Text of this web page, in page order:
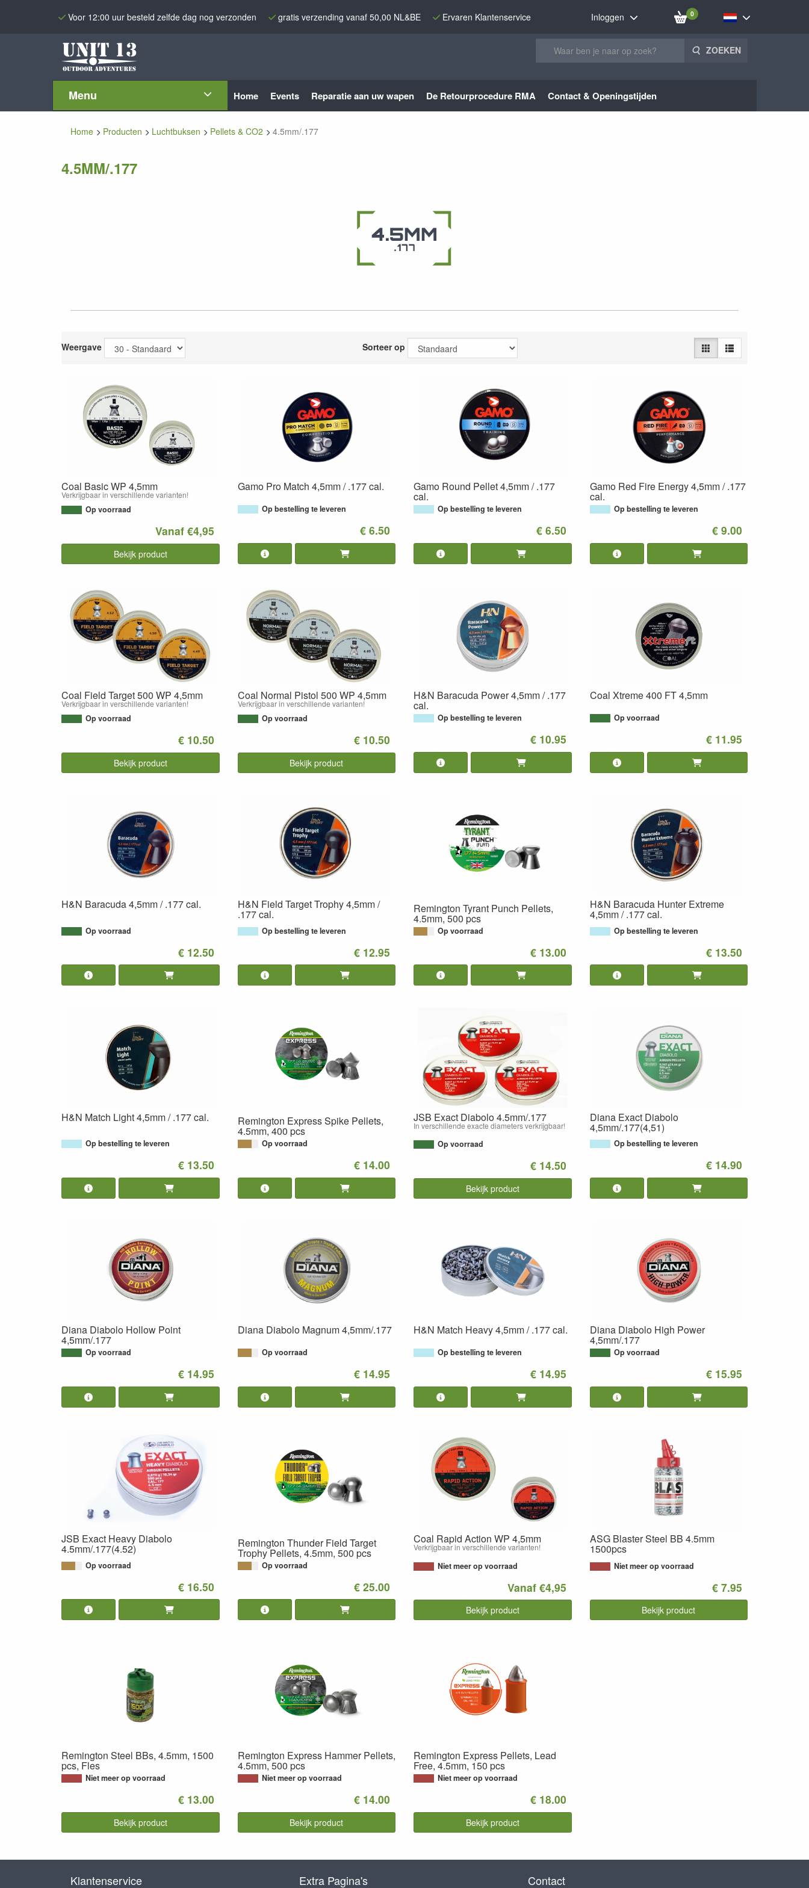
Voor 12:00 uur besteld zelfde dag nog verzonden gratis verzending vanaf 50,00 NL&BE Ervaren Klantenservice Inloggen 0
ZOEKEN
Menu Home Events Reparatie aan uw wapen De Retourprocedure RMA Contact & Openingstijden
Home Producten Luchtbuksen Pellets & CO2 4.5mm/.177
4.5MM/.177
Weergave Sorteer op
Coal Basic WP 4,5mm
Verkrijgbaar in verschillende varianten!
Op voorraad
Vanaf €4,95
Bekijk product
Gamo Pro Match 4,5mm / .177 cal.
Op bestelling te leveren
€ 6.50
Gamo Round Pellet 4,5mm / .177
cal.
Op bestelling te leveren
€ 6.50
Gamo Red Fire Energy 4,5mm / .177
cal.
Op bestelling te leveren
€ 9.00
Coal Field Target 500 WP 4,5mm
Verkrijgbaar in verschillende varianten!
Op voorraad
€ 10.50
Bekijk product
Coal Normal Pistol 500 WP 4,5mm
Verkrijgbaar in verschillende varianten!
Op voorraad
€ 10.50
Bekijk product
H&N Baracuda Power 4,5mm / .177
cal.
Op bestelling te leveren
€ 10.95
Coal Xtreme 400 FT 4,5mm
Op voorraad
€ 11.95
H&N Baracuda 4,5mm / .177 cal.
Op voorraad
€ 12.50
H&N Field Target Trophy 4,5mm /
.177 cal.
Op bestelling te leveren
€ 12.95
Remington Tyrant Punch Pellets,
4.5mm, 500 pcs
Op voorraad
€ 13.00
H&N Baracuda Hunter Extreme
4,5mm / .177 cal.
Op bestelling te leveren
€ 13.50
H&N Match Light 4,5mm / .177 cal.
Op bestelling te leveren
€ 13.50
Remington Express Spike Pellets,
4.5mm, 400 pcs
Op voorraad
€ 14.00
JSB Exact Diabolo 4.5mm/.177
In verschillende exacte diameters verkrijgbaar!
Op voorraad
€ 14.50
Bekijk product
Diana Exact Diabolo
4,5mm/.177(4,51)
Op bestelling te leveren
€ 14.90
Diana Diabolo Hollow Point
4,5mm/.177
Op voorraad
€ 14.95
Diana Diabolo Magnum 4,5mm/.177
Op voorraad
€ 14.95
H&N Match Heavy 4,5mm / .177 cal.
Op bestelling te leveren
€ 14.95
Diana Diabolo High Power
4,5mm/.177
Op voorraad
€ 15.95
JSB Exact Heavy Diabolo
4.5mm/.177(4.52)
Op voorraad
€ 16.50
Remington Thunder Field Target
Trophy Pellets, 4.5mm, 500 pcs
Op voorraad
€ 25.00
Coal Rapid Action WP 4,5mm
Verkrijgbaar in verschillende varianten!
Niet meer op voorraad
Vanaf €4,95
Bekijk product
ASG Blaster Steel BB 4.5mm
1500pcs
Niet meer op voorraad
€ 7.95
Bekijk product
Remington Steel BBs, 4.5mm, 1500
pcs, Fles
Niet meer op voorraad
€ 13.00
Bekijk product
Remington Express Hammer Pellets,
4.5mm, 500 pcs
Niet meer op voorraad
€ 14.00
Bekijk product
Remington Express Pellets, Lead
Free, 4.5mm, 150 pcs
Niet meer op voorraad
€ 18.00
Bekijk product
Klantenservice Extra Pagina's Contact